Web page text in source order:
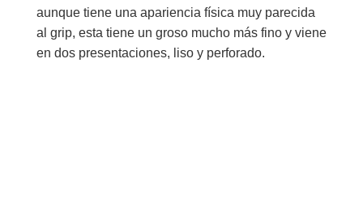
aunque tiene una apariencia física muy parecida
al grip, esta tiene un groso mucho más fino y viene
en dos presentaciones, liso y perforado.